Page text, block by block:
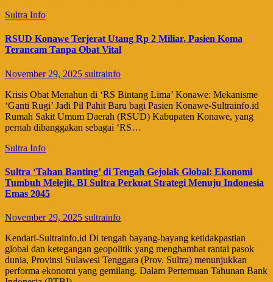
Sultra Info
RSUD Konawe Terjerat Utang Rp 2 Miliar, Pasien Koma
Terancam Tanpa Obat Vital
November 29, 2025 sultrainfo
​Krisis Obat Menahun di ‘RS Bintang Lima’ Konawe: Mekanisme
‘Ganti Rugi’ Jadi Pil Pahit Baru bagi Pasien Konawe-Sultrainfo.id ​
Rumah Sakit Umum Daerah (RSUD) Kabupaten Konawe, yang
pernah dibanggakan sebagai ‘RS…
Sultra Info
Sultra ‘Tahan Banting’ di Tengah Gejolak Global: Ekonomi
Tumbuh Melejit, BI Sultra Perkuat Strategi Menuju Indonesia
Emas 2045
November 29, 2025 sultrainfo
Kendari-Sultrainfo.id Di tengah bayang-bayang ketidakpastian
global dan ketegangan geopolitik yang menghambat rantai pasok
dunia, Provinsi Sulawesi Tenggara (Prov. Sultra) menunjukkan
performa ekonomi yang gemilang. Dalam Pertemuan Tahunan Bank